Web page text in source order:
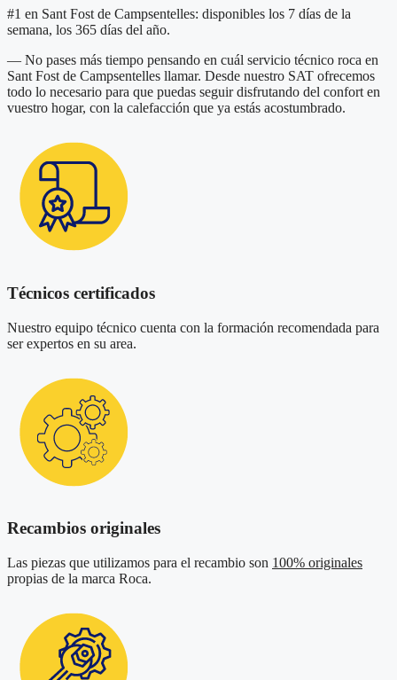
#1 en Sant Fost de Campsentelles: disponibles los 7 días de la
semana, los 365 días del año.
— No pases más tiempo pensando en cuál servicio técnico roca en
Sant Fost de Campsentelles llamar. Desde nuestro SAT ofrecemos
todo lo necesario para que puedas seguir disfrutando del confort en
vuestro hogar, con la calefacción que ya estás acostumbrado.
Técnicos certificados
Nuestro equipo técnico cuenta con la formación recomendada para
ser expertos en su area.
Recambios originales
Las piezas que utilizamos para el recambio son 100% originales
propias de la marca Roca.